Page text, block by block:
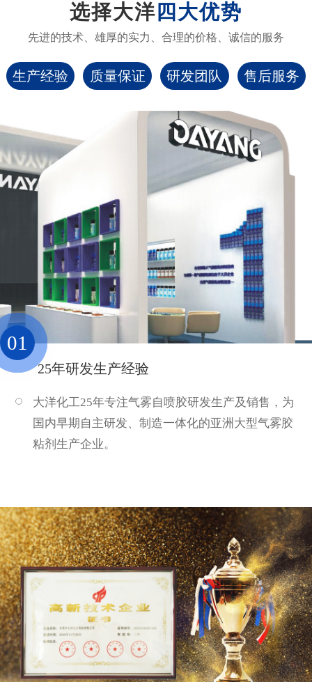
选择大洋 四大优势
先进的技术、雄厚的实力、合理的价格、诚信的服务
生产经验 质量保证 研发团队 售后服务
01
25年研发生产经验
大洋化工25年专注气雾自喷胶研发生产及销售，为
国内早期自主研发、制造一体化的亚洲大型气雾胶
粘剂生产企业。